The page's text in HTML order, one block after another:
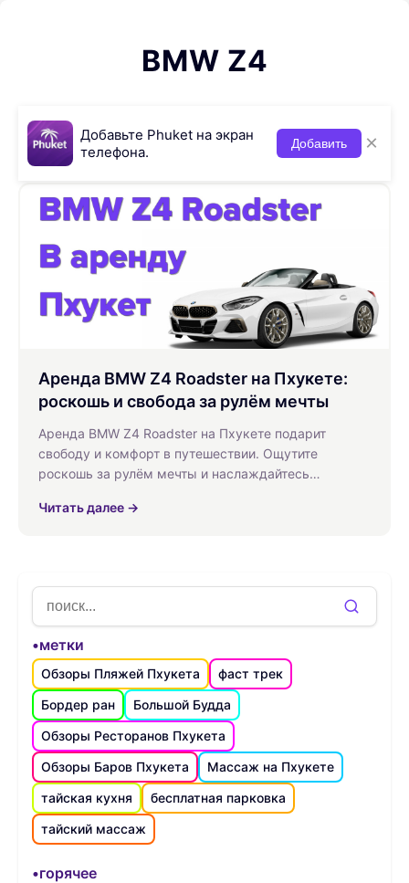
BMW Z4
Добавьте Phuket на экран
телефона.
Добавить ×
Аренда BMW Z4 Roadster на Пхукете:
роскошь и свобода за рулём мечты
Аренда BMW Z4 Roadster на Пхукете подарит
свободу и комфорт в путешествии. Ощутите
роскошь за рулём мечты и наслаждайтесь
Читать далее →
•метки
Обзоры Пляжей Пхукета
фаст трек
Бордер ран
Большой Будда
Обзоры Ресторанов Пхукета
Обзоры Баров Пхукета
Массаж на Пхукете
тайская кухня
бесплатная парковка
тайский массаж
•горячее